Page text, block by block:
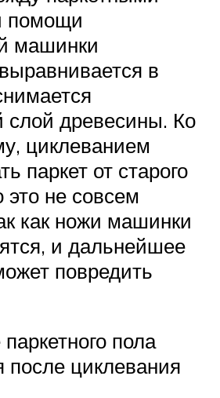
помощи
машинки
в
древесины. Ко
циклеванием
паркет от старого
не совсем
как ножи машинки
и дальнейшее
повредить
пола
после циклевания